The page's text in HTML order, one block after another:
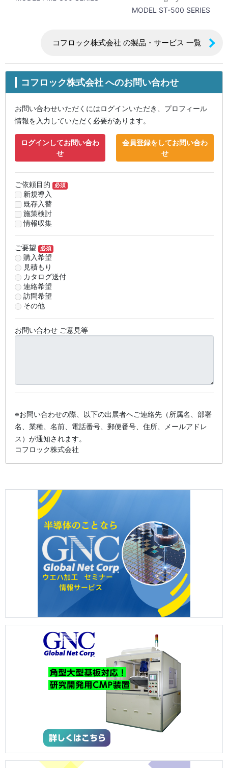
MODEL ST-500 SERIES
コフロック株式会社 の製品・サービス 一覧
コフロック株式会社 へのお問い合わせ
お問い合わせいただくにはログインいただき、プロフィール
情報を入力していただく必要があります。
ログインしてお問い合わ
せ
会員登録をしてお問い合わ
せ
ご依頼目的 必須
新規導入
既存入替
施策検討
情報収集
ご要望 必須
購入希望
見積もり
カタログ送付
連絡希望
訪問希望
その他
お問い合わせ ご意見等
※お問い合わせの際、以下の出展者へご連絡先（所属名、部署
名、業種、名前、電話番号、郵便番号、住所、メールアドレ
ス）が通知されます。
コフロック株式会社